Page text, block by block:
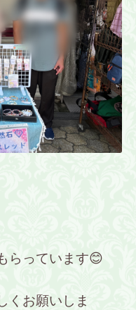
らっています😊
くお願いしま